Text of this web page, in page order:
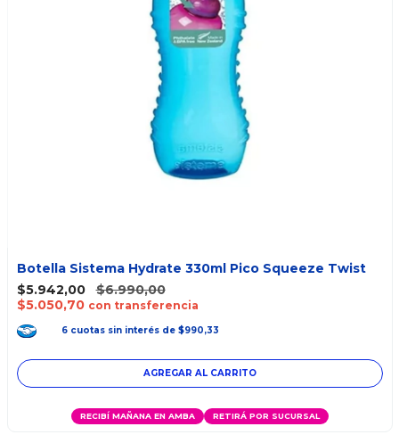
Botella Sistema Hydrate 330ml Pico Squeeze Twist
$5.942,00
$6.990,00
$5.050,70 con transferencia
6 cuotas sin interés de $990,33
RECIBÍ MAÑANA EN AMBA RETIRÁ POR SUCURSAL